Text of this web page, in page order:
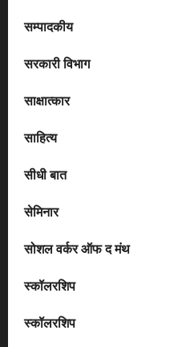
सम्पादकीय
सरकारी विभाग
साक्षात्कार
साहित्य
सीधी बात
सेमिनार
सोशल वर्कर ऑफ द मंथ
स्कॉलरशिप
स्कॉलरशिप